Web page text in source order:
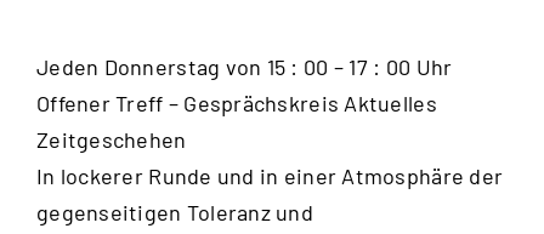
Jeden Donnerstag von 15 : 00 – 17 : 00 Uhr
Offener Treff – Gesprächskreis Aktuelles
Zeitgeschehen
In lockerer Runde und in einer Atmosphäre der
gegenseitigen Toleranz und